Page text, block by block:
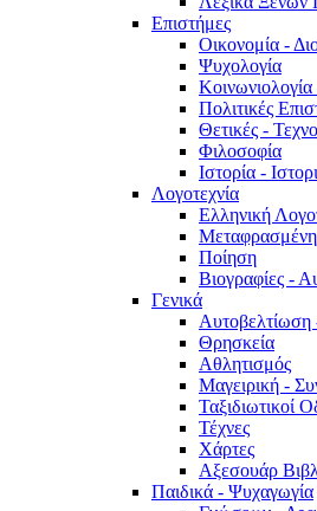
Επιστήμες
Οικονομία -
Ψυχολογία
Πολιτικές
Θετικές -
Φιλοσοφία
Ιστορία -
Λογοτεχνία
Ελληνική
Μεταφρασμένη
Ποίηση
Βιογραφίες -
Γενικά
Αυτοβελτίωση
Θρησκεία
Αθλητισμός
Μαγειρική -
Ταξιδιωτικοί
Τέχνες
Χάρτες
Αξεσουάρ
Παιδικά - Ψυχαγωγία